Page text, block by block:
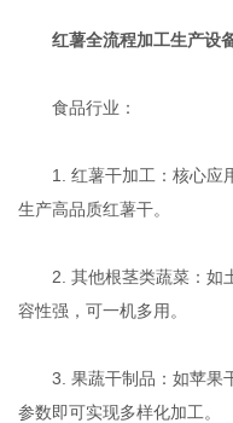
红薯全流程加工生产设
食品行业：
1. 红薯干加工：核心应
生产高品质红薯干。
2. 其他根茎类蔬菜：如
容性强，可一机多用。
3. 果蔬干制品：如苹果
参数即可实现多样化加工。